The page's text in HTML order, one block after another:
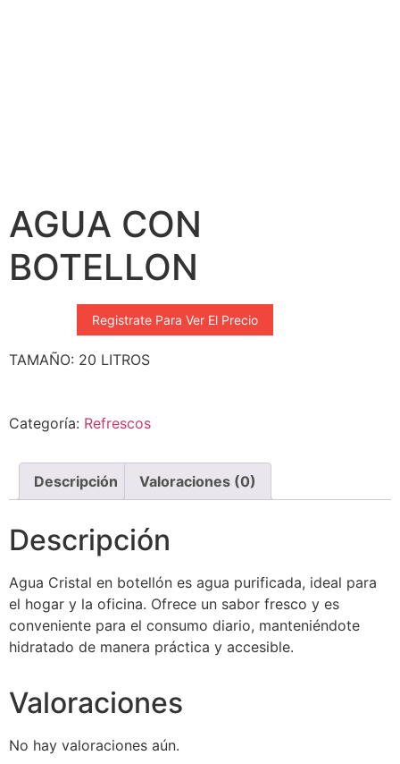
AGUA CON
BOTELLON
Registrate Para Ver El Precio
TAMAÑO: 20 LITROS
Categoría: Refrescos
Descripción Valoraciones (0)
Descripción
Agua Cristal en botellón es agua purificada, ideal para
el hogar y la oficina. Ofrece un sabor fresco y es
conveniente para el consumo diario, manteniéndote
hidratado de manera práctica y accesible.
Valoraciones
No hay valoraciones aún.